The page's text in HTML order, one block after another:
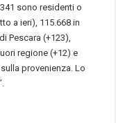
sono residenti o
a ieri), 115.668 in
Pescara (+123),
regione (+12) e
provenienza. Lo